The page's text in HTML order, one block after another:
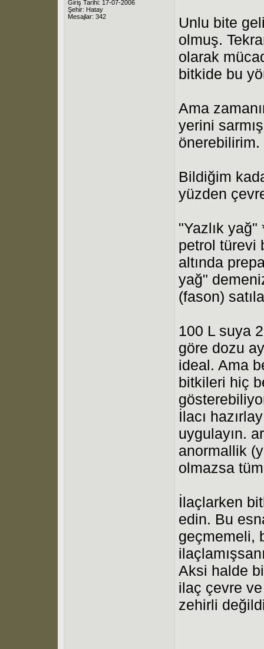
Giriş Tarihi: 17-07-2006
Şehir: Hatay
Mesajlar: 342
Unlu bite
olmuş.
olarak
bitkide bu
Ama
yerini
önerebilirim.
Bildiğim
yüzden
"Yazlık
petrol türevi
altında
yağ"
(fason)
100 L suya
göre dozu
ideal. Ama
bitkileri hiç
İlacı
uygulayın.
anormallik
olmazsa
İlaçlarken
edin. Bu
geçmemeli,
Aksi halde
ilaç çevre
zehirli